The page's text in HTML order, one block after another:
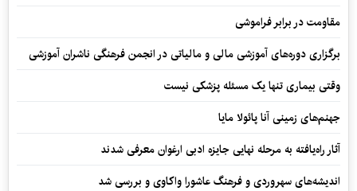
مقاومت در برابر فراموشی
برگزاری دوره‌های آموزشی مالی و مالیاتی در انجمن فرهنگی ناشران آموزشی
وقتی بیماری تنها یک مسئله پزشکی نیست
جهنم‌های زمینی آنا پائولا مایا
آثار راه‌یافته به مرحله نهایی جایزه ادبی ارغوان معرفی شدند
اندیشه‌های سهروردی و فرهنگ عاشورا واکاوی و بررسی شد